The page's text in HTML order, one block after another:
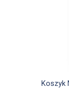
Koszyk